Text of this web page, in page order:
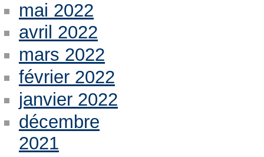
mai 2022
avril 2022
mars 2022
février 2022
janvier 2022
décembre
2021